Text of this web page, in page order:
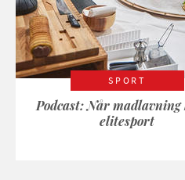
SPORT
Podcast: Når
elitesport